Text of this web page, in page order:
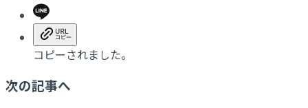
コピーされました。
次の記事へ